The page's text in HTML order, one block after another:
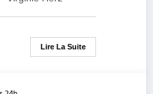
Lire La Suite